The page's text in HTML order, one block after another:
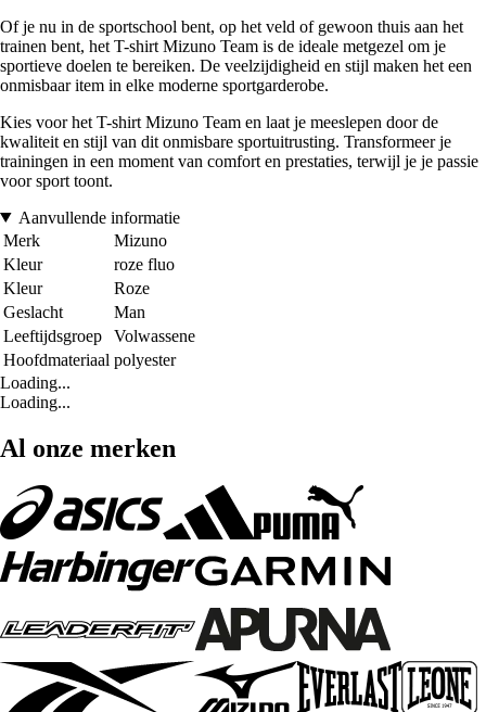
Of je nu in de sportschool bent, op het veld of gewoon thuis aan het
trainen bent, het T-shirt Mizuno Team is de ideale metgezel om je
sportieve doelen te bereiken. De veelzijdigheid en stijl maken het een
onmisbaar item in elke moderne sportgarderobe.
Kies voor het T-shirt Mizuno Team en laat je meeslepen door de
kwaliteit en stijl van dit onmisbare sportuitrusting. Transformeer je
trainingen in een moment van comfort en prestaties, terwijl je je passie
voor sport toont.
Aanvullende informatie
Merk
Mizuno
Kleur
roze fluo
Kleur
Roze
Geslacht
Man
Leeftijdsgroep
Volwassene
Hoofdmateriaal polyester
Loading...
Loading...
Al onze merken